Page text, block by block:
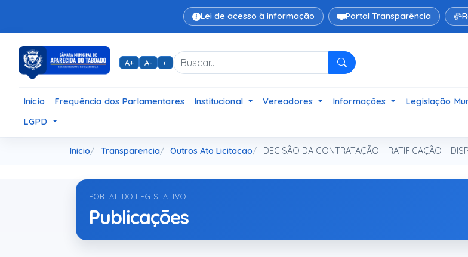
Lei de acesso à informação Portal Transparência
A+ A- ◐
Pesquisar
Início Frequência dos Parlamentares Institucional Vereadores Informações Legislação
LGPD
Inicio Transparencia Outros Ato Licitacao DECISÃO DA CONTRATAÇÃO – RATIFICAÇÃO –
PORTAL DO LEGISLATIVO
Publicações